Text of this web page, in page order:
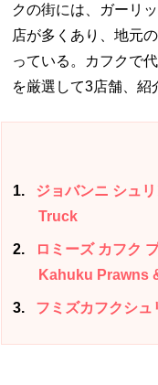
クの街には、ガーリ
店が多くあり、地元
っている。カフクで
を厳選して3店舗、紹
1
ジョバンニ シュ
Truck
2
ロミーズ カフク
Kahuku Prawns
3 フミズカフクシ